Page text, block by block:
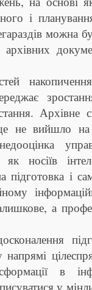
і
можна
Архівне
не вийшло на
носіїв
підготовка і
а
напрямі
в
у